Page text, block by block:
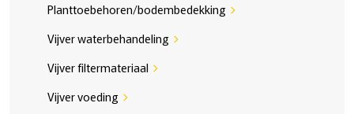
Planttoebehoren/bodembedekking chevron_right
Vijver waterbehandeling chevron_right
Vijver filtermateriaal chevron_right
Vijver voeding chevron_right